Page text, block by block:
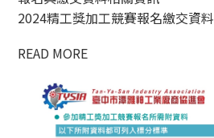
2024精工獎加工競賽報名繳交資料
READ MORE